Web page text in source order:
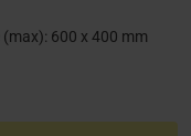
600 x 400 mm